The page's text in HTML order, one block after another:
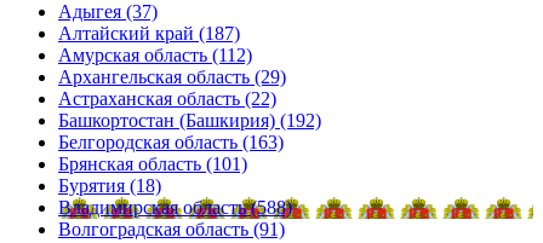
Адыгея (37)
Алтайский край (187)
Амурская область (112)
Архангельская область (29)
Астраханская область (22)
Башкортостан (Башкирия) (192)
Белгородская область (163)
Брянская область (101)
Бурятия (18)
Владимирская область (588)
Волгоградская область (91)